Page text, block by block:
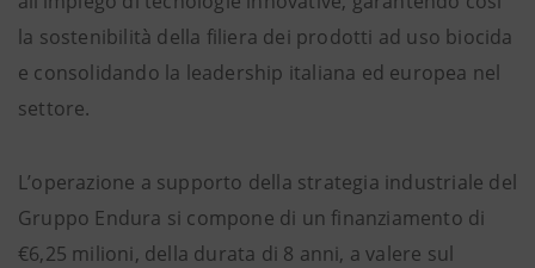
la sostenibilità della filiera dei prodotti ad uso biocida
e consolidando la leadership italiana ed europea nel
settore.
L’operazione a supporto della strategia industriale del
Gruppo Endura si compone di un finanziamento di
€6,25 milioni, della durata di 8 anni, a valere sul